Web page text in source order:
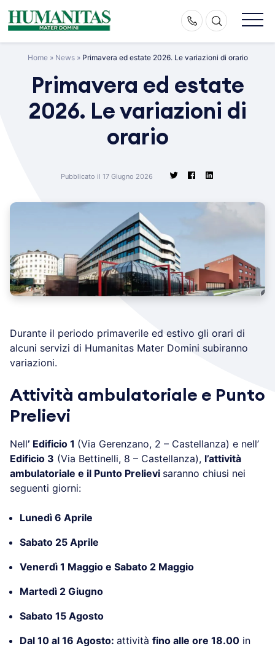
Skip
to
Home» News» Primavera ed estate 2026. Le variazioni di orario
Primavera ed estate
2026. Le variazioni di
orario
Pubblicato il 17 Giugno 2026
Durante il periodo primaverile ed estivo gli orari di
alcuni servizi di Humanitas Mater Domini subiranno
variazioni.
Attività ambulatoriale e Punto
Prelievi
Nell’ Edificio 1 (Via Gerenzano, 2 – Castellanza) e nell’
Edificio 3 (Via Bettinelli, 8 – Castellanza), l’attività
ambulatoriale e il Punto Prelievi saranno chiusi nei
seguenti giorni:
Lunedì 6 Aprile
Sabato 25 Aprile
Venerdì 1 Maggio e Sabato 2 Maggio
Martedì 2 Giugno
Sabato 15 Agosto
Dal 10 al 16 Agosto: attività fino alle ore 18.00 in